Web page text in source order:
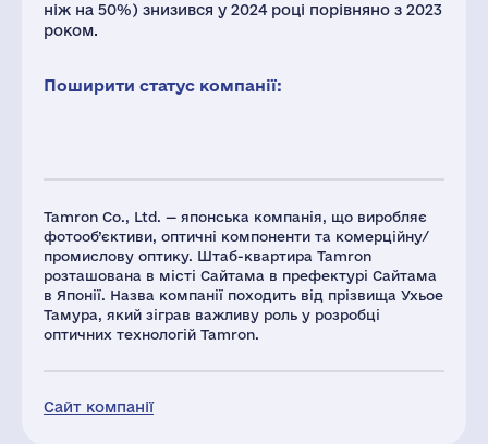
Tamron Co., Ltd. — японська компанія, що виробляє
фотооб’єктиви, оптичні компоненти та комерційну/
промислову оптику. Штаб-квартира Tamron
розташована в місті Сайтама в префектурі Сайтама
в Японії. Назва компанії походить від прізвища Ухьое
Тамура, який зіграв важливу роль у розробці
оптичних технологій Tamron.
Сайт компанії
ніж на 50%) знизився у 2024 році порівняно з 2023
роком.
Поширити статус компанії: